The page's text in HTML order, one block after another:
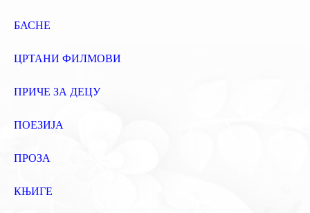
БАСНЕ
ЦРТАНИ ФИЛМОВИ
ПРИЧЕ ЗА ДЕЦУ
ПОЕЗИЈА
ПРОЗА
КЊИГЕ